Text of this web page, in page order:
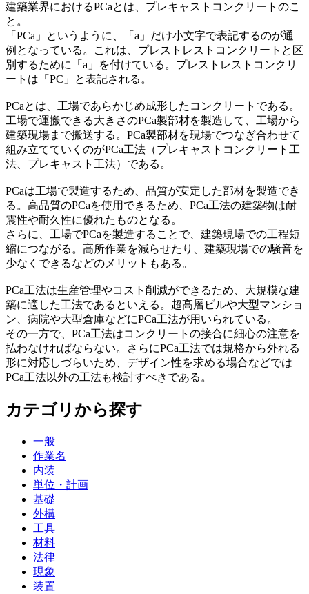
建築業界におけるPCaとは、プレキャストコンクリートのこ
と。
「PCa」というように、「a」だけ小文字で表記するのが通
例となっている。これは、プレストレストコンクリートと区
別するために「a」を付けている。プレストレストコンクリ
ートは「PC」と表記される。
PCaとは、工場であらかじめ成形したコンクリートである。
工場で運搬できる大きさのPCa製部材を製造して、工場から
建築現場まで搬送する。PCa製部材を現場でつなぎ合わせて
組み立てていくのがPCa工法（プレキャストコンクリート工
法、プレキャスト工法）である。
PCaは工場で製造するため、品質が安定した部材を製造でき
る。高品質のPCaを使用できるため、PCa工法の建築物は耐
震性や耐久性に優れたものとなる。
さらに、工場でPCaを製造することで、建築現場での工程短
縮につながる。高所作業を減らせたり、建築現場での騒音を
少なくできるなどのメリットもある。
PCa工法は生産管理やコスト削減ができるため、大規模な建
築に適した工法であるといえる。超高層ビルや大型マンショ
ン、病院や大型倉庫などにPCa工法が用いられている。
その一方で、PCa工法はコンクリートの接合に細心の注意を
払わなければならない。さらにPCa工法では規格から外れる
形に対応しづらいため、デザイン性を求める場合などでは
PCa工法以外の工法も検討すべきである。
カテゴリから探す
一般
作業名
内装
単位・計画
基礎
外構
工具
材料
法律
現象
装置